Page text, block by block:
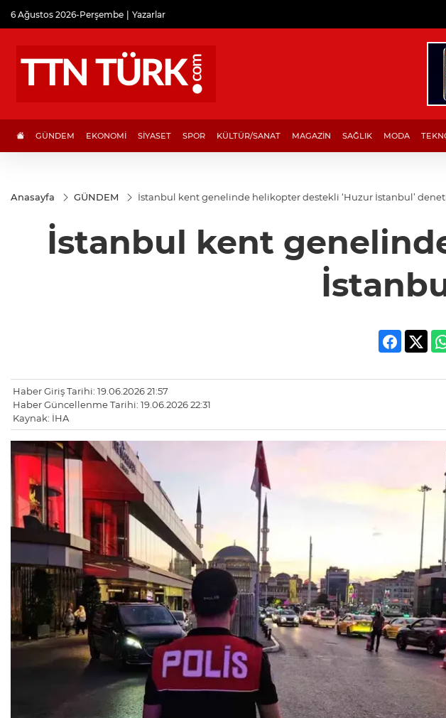
6 Ağustos 2026-Perşembe Yazarlar
GÜNDEM EKONOMİ SİYASET SPOR KÜLTÜR/SANAT MAGAZİN SAĞLIK MODA
Anasayfa GÜNDEM İstanbul kent genelinde helikopter destekli ‘Huzur İstanbul’
İstanbul kent
Haber Giriş Tarihi: 19.06.2026 21:57
Haber Güncellenme Tarihi: 19.06.2026 22:31
Kaynak: İHA